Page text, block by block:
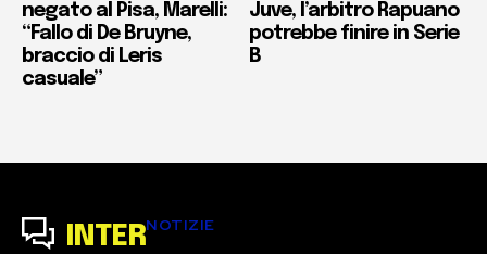
negato al Pisa, Marelli:
“Fallo di De Bruyne,
braccio di Leris
casuale”
Juve, l’arbitro Rapuano
potrebbe finire in Serie
B
INTERNOTIZIE